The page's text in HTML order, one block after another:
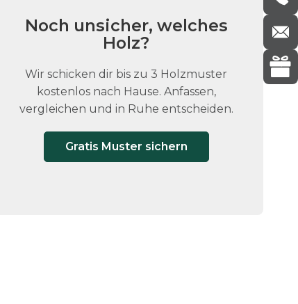
Noch unsicher, welches
Holz?
Wir schicken dir bis zu 3 Holzmuster
kostenlos nach Hause. Anfassen,
vergleichen und in Ruhe entscheiden.
Gratis Muster sichern